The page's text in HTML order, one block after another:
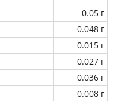
0.05 г
0.048 г
0.015 г
0.027 г
0.036 г
0.008 г